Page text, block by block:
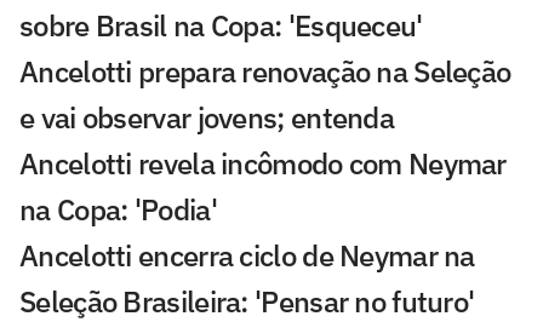
sobre Brasil na Copa: 'Esqueceu'
Ancelotti prepara renovação na Seleção
e vai observar jovens; entenda
Ancelotti revela incômodo com Neymar
na Copa: 'Podia'
Ancelotti encerra ciclo de Neymar na
Seleção Brasileira: 'Pensar no futuro'